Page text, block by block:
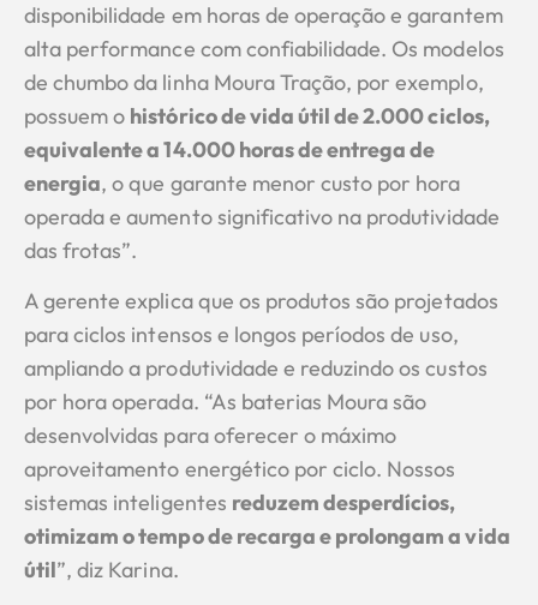
disponibilidade em horas de operação e garantem
alta performance com confiabilidade. Os modelos
de chumbo da linha Moura Tração, por exemplo,
possuem o histórico de vida útil de 2.000 ciclos,
equivalente a 14.000 horas de entrega de
energia, o que garante menor custo por hora
operada e aumento significativo na produtividade
das frotas”.
A gerente explica que os produtos são projetados
para ciclos intensos e longos períodos de uso,
ampliando a produtividade e reduzindo os custos
por hora operada. “As baterias Moura são
desenvolvidas para oferecer o máximo
aproveitamento energético por ciclo. Nossos
sistemas inteligentes reduzem desperdícios,
otimizam o tempo de recarga e prolongam a vida
útil”, diz Karina.